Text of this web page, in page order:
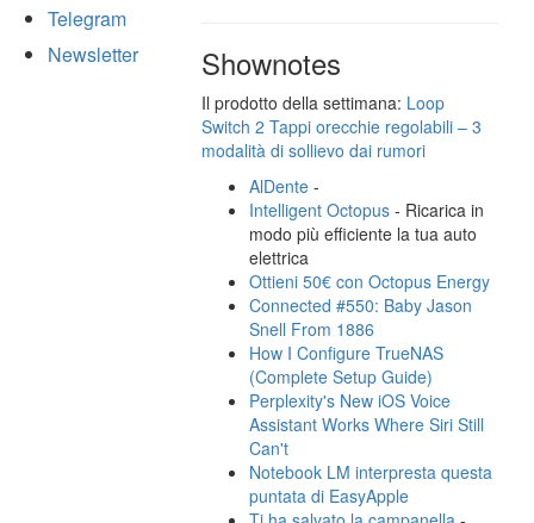
Telegram
Newsletter
Shownotes
Il prodotto della settimana: Loop
Switch 2 Tappi orecchie regolabili – 3
modalità di sollievo dai rumori
AlDente -
Intelligent Octopus - Ricarica in
modo più efficiente la tua auto
elettrica
Ottieni 50€ con Octopus Energy
Connected #550: Baby Jason
Snell From 1886
How I Configure TrueNAS
(Complete Setup Guide)
Perplexity's New iOS Voice
Assistant Works Where Siri Still
Can't
Notebook LM interpresta questa
puntata di EasyApple